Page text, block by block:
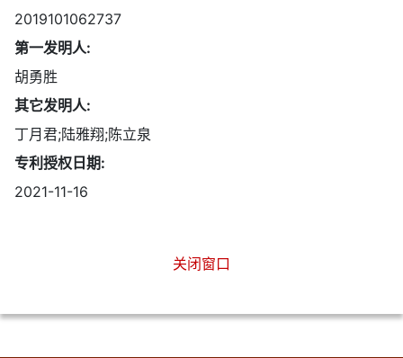
2019101062737
第一发明人:
胡勇胜
其它发明人:
丁月君;陆雅翔;陈立泉
专利授权日期:
2021-11-16
关闭窗口